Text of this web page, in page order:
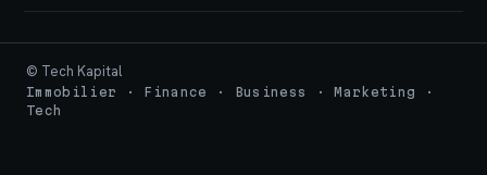
© Tech Kapital
Immobilier · Finance · Business · Marketing ·
Tech